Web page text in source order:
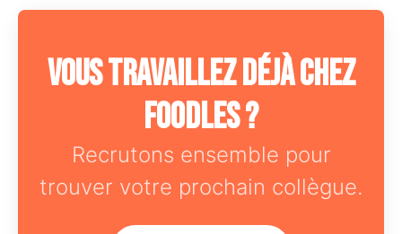
Vous travaillez déjà chez
Foodles ?
Recrutons ensemble pour
trouver votre prochain collègue.